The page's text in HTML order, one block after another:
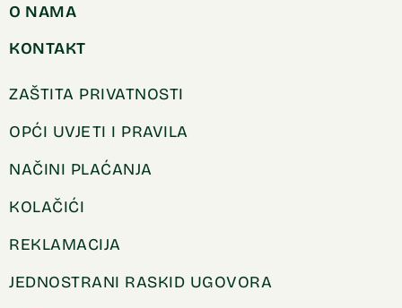
O NAMA
KONTAKT
ZAŠTITA PRIVATNOSTI
OPĆI UVJETI I PRAVILA
NAČINI PLAĆANJA
KOLAČIĆI
REKLAMACIJA
JEDNOSTRANI RASKID UGOVORA